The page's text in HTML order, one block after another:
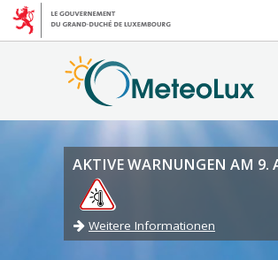
AKTIVE WARNUNGEN AM 9.
Weitere Informationen